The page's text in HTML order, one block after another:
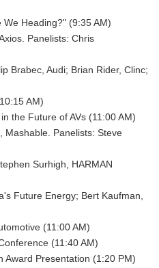
Heading?" (9:35 AM)
Panelists: Chris
Audi; Brian Rider, Clinc;
AM)
Future of AVs (11:00 AM)
Panelists: Steve
Surhigh, HARMAN
Energy; Bert Kaufman,
(11:00 AM)
(11:40 AM)
Presentation (1:20 PM)